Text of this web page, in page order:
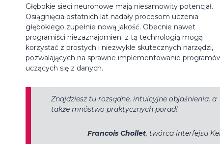
Głębokie sieci neuronowe mają niesamowity potencjał.
Osiągnięcia ostatnich lat nadały procesom uczenia
głębokiego zupełnie nową jakość. Obecnie nawet
programiści niezaznajomieni z tą technologią mogą
korzystać z prostych i niezwykle skutecznych narzędzi,
pozwalających na sprawne implementowanie
uczących się z danych.
Znajdziesz tu rozsądne, intuicyjne objaśnienia, a
także mnóstwo praktycznych porad!
Francois Chollet, twórca interfejsu